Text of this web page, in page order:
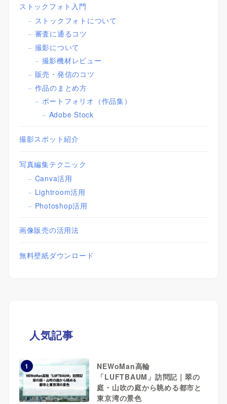
ストックフォト入門
ストックフォトについて
審査に通るコツ
撮影について
撮影機材レビュー
販売・発信のコツ
作品のまとめ方
ポートフォリオ（作品集）
Adobe Stock
撮影スポット紹介
写真編集テクニック
Canva活用
Lightroom活用
Photoshop活用
画像販売の活用法
無料壁紙ダウンロード
人気記事
1
NEWoMan高輪
「LUFTBAUM」訪問記｜翠の
庭・山吹の庭から眺める都市と
東京湾の景色